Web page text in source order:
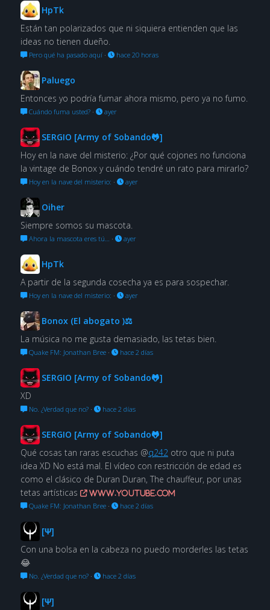
HpTk
Están tan polarizados que ni siquiera entienden que las
ideas no tienen dueño.
Pero qué ha pasado aquí· hace 20 horas
Paluego
Entonces yo podría fumar ahora mismo, pero ya no fumo.
Cuándo fuma usted?· ayer
SERGIO [Army of Sobando🐸]
Hoy en la nave del misterio: ¿Por qué cojones no funciona
la vintage de Bonox y cuándo tendré un rato para mirarlo?
Hoy en la nave del misterio: · ayer
Oiher
Siempre somos su mascota.
Ahora la mascota eres tú… · ayer
HpTk
A partir de la segunda cosecha ya es para sospechar.
Hoy en la nave del misterio: · ayer
Bonox (El abogato )⚖
La música no me gusta demasiado, las tetas bien.
Quake FM: Jonathan Bree· hace 2 días
SERGIO [Army of Sobando🐸]
XD
No. ¿Verdad que no?· hace 2 días
SERGIO [Army of Sobando🐸]
Qué cosas tan raras escuchas @q242 otro que ni puta
idea XD No está mal. El vídeo con restricción de edad es
como el clásico de Duran Duran, The chauffeur, por unas
tetas artísticas
www.youtube.com
Quake FM: Jonathan Bree· hace 2 días
[Ψ]
Con una bolsa en la cabeza no puedo morderles las tetas
😂
No. ¿Verdad que no?· hace 2 días
[Ψ]